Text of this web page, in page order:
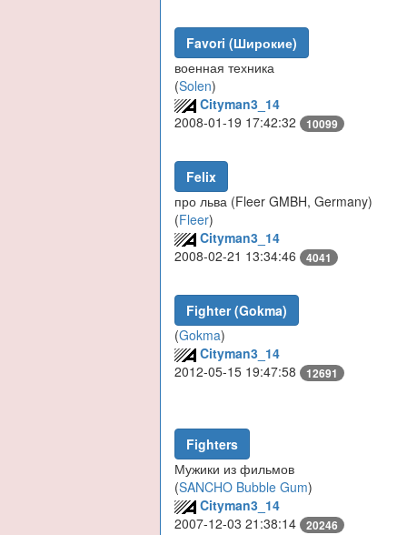
Favori (Широкие)
военная техника
(Solen)
Cityman3_14
2008-01-19 17:42:32 10099
Felix
про льва (Fleer GMBH, Germany)
(Fleer)
Cityman3_14
2008-02-21 13:34:46 4041
Fighter (Gokma)
(Gokma)
Cityman3_14
2012-05-15 19:47:58 12691
Fighters
Мужики из фильмов
(SANCHO Bubble Gum)
Cityman3_14
2007-12-03 21:38:14 20246